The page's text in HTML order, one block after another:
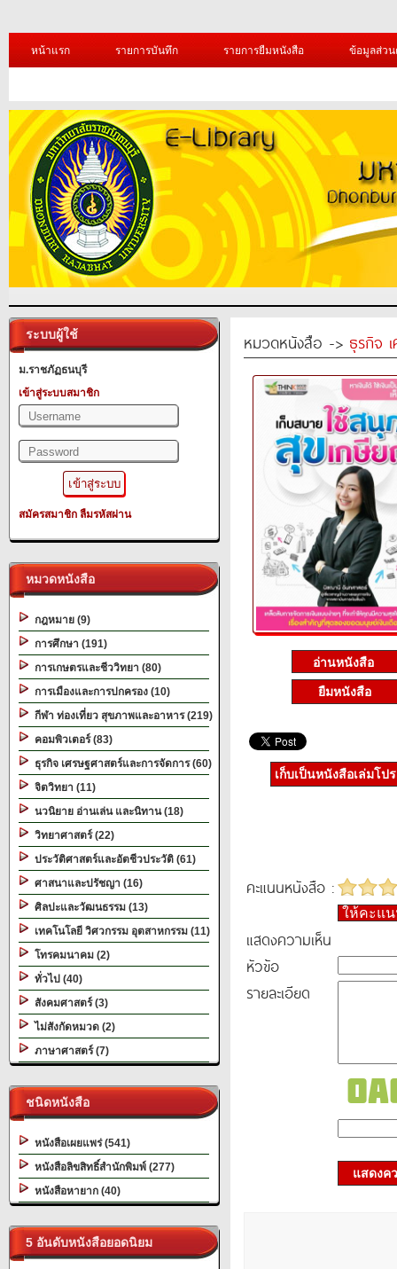
หน้าแรก รายการบันทึก รายการยืมหนังสือ ข้อมูลส่ว
ระบบผู้ใช้
ม.ราชภัฏธนบุรี
เข้าสู่ระบบสมาชิก
สมัครสมาชิก ลืมรหัสผ่าน
หมวดหนังสือ
กฎหมาย (9)
การศึกษา (191)
การเกษตรและชีววิทยา (80)
การเมืองและการปกครอง (10)
กีฬา ท่องเที่ยว สุขภาพและอาหาร (219)
คอมพิวเตอร์ (83)
ธุรกิจ เศรษฐศาสตร์และการจัดการ (60)
จิตวิทยา (11)
นวนิยาย อ่านเล่น และนิทาน (18)
วิทยาศาสตร์ (22)
ประวัติศาสตร์และอัตชีวประวัติ (61)
ศาสนาและปรัชญา (16)
ศิลปะและวัฒนธรรม (13)
เทคโนโลยี วิศวกรรม อุตสาหกรรม (11)
โทรคมนาคม (2)
ทั่วไป (40)
สังคมศาสตร์ (3)
ไม่สังกัดหมวด (2)
ภาษาศาสตร์ (7)
ชนิดหนังสือ
หนังสือเผยแพร่ (541)
หนังสือลิขสิทธิ์สำนักพิมพ์ (277)
หนังสือหายาก (40)
5 อันดับหนังสือยอดนิยม
หมวดหนังสือ -> ธุรกิจ
ยืมหนังสือ
เก็บเป็นหนังสือเล่มโป
คะแนนหนังสือ :
ให้คะแ
แสดงความเห็น
หัวข้อ
รายละเอียด
แสดงค